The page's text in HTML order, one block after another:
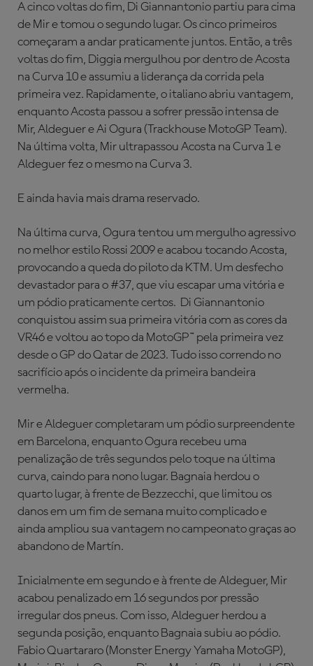
A cinco voltas do fim, Di Giannantonio partiu para cima
de Mir e tomou o segundo lugar. Os cinco primeiros
começaram a andar praticamente juntos. Então, a três
voltas do fim, Diggia mergulhou por dentro de Acosta
na Curva 10 e assumiu a liderança da corrida pela
primeira vez. Rapidamente, o italiano abriu vantagem,
enquanto Acosta passou a sofrer pressão intensa de
Mir, Aldeguer e Ai Ogura (Trackhouse MotoGP Team).
Na última volta, Mir ultrapassou Acosta na Curva 1 e
Aldeguer fez o mesmo na Curva 3.
E ainda havia mais drama reservado.
Na última curva, Ogura tentou um mergulho agressivo
no melhor estilo Rossi 2009 e acabou tocando Acosta,
provocando a queda do piloto da KTM. Um desfecho
devastador para o #37, que viu escapar uma vitória e
um pódio praticamente certos. Di Giannantonio
conquistou assim sua primeira vitória com as cores da
VR46 e voltou ao topo da MotoGP™ pela primeira vez
desde o GP do Qatar de 2023. Tudo isso correndo no
sacrifício após o incidente da primeira bandeira
vermelha.
Mir e Aldeguer completaram um pódio surpreendente
em Barcelona, enquanto Ogura recebeu uma
penalização de três segundos pelo toque na última
curva, caindo para nono lugar. Bagnaia herdou o
quarto lugar, à frente de Bezzecchi, que limitou os
danos em um fim de semana muito complicado e
ainda ampliou sua vantagem no campeonato graças ao
abandono de Martín.
Inicialmente em segundo e à frente de Aldeguer, Mir
acabou penalizado em 16 segundos por pressão
irregular dos pneus. Com isso, Aldeguer herdou a
segunda posição, enquanto Bagnaia subiu ao pódio.
Fabio Quartararo (Monster Energy Yamaha MotoGP),